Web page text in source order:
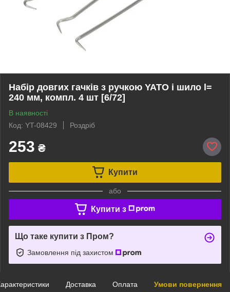
Набір довгих гачків з ручкою YATO і шило l=
240 мм, компл. 4 шт [6/72]
В наявності
Код: YT-08429
Роздріб
253 ₴
Купити
або
Купити з
Що таке купити з Пром?
Замовлення під захистом
Доставка Оплата Умови повернення